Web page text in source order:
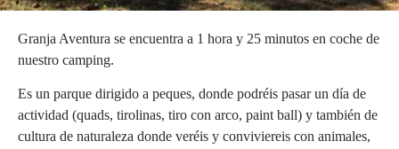
Granja Aventura se encuentra a 1 hora y 25 minutos en coche de
nuestro camping.
Es un parque dirigido a peques, donde podréis pasar un día de
actividad (quads, tirolinas, tiro con arco, paint ball) y también de
cultura de naturaleza donde veréis y conviviereis con animales,